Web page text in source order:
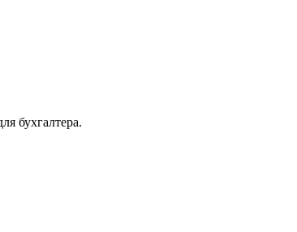
бухгалтера.